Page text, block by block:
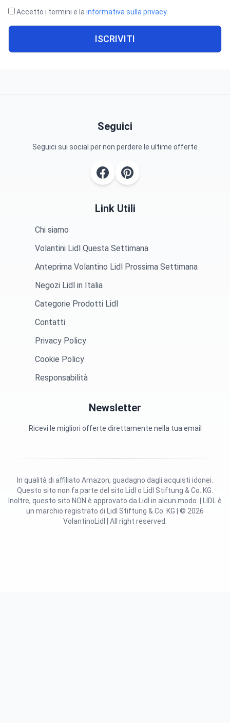
ISCRIVITI
Link Utili
Categorie Prodotti Lidl
Contatti
Privacy Policy
Responsabilità
Questo sito non fa parte del sito Lidl o Lidl Stiftung & Co. KG.
un marchio registrato di Lidl Stiftung & Co. KG | © 2026
VolantinoLidl | All right reserved.